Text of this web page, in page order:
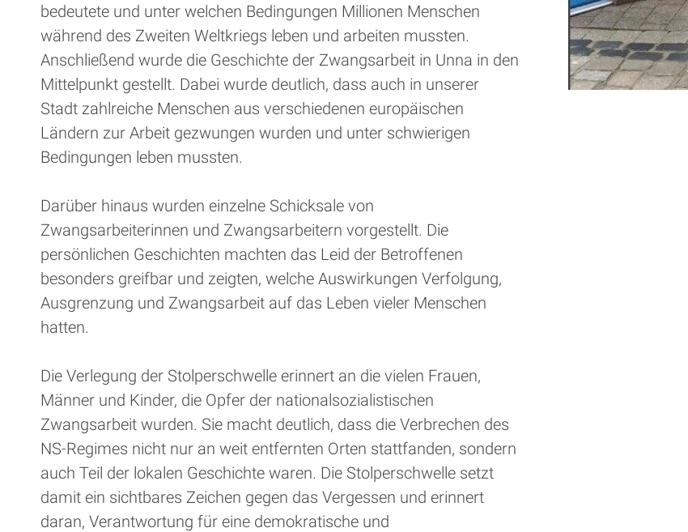
bedeutete und unter welchen Bedingungen Millionen Menschen
während des Zweiten Weltkriegs leben und arbeiten mussten.
Anschließend wurde die Geschichte der Zwangsarbeit in Unna in den
Mittelpunkt gestellt. Dabei wurde deutlich, dass auch in unserer
Stadt zahlreiche Menschen aus verschiedenen europäischen
Ländern zur Arbeit gezwungen wurden und unter schwierigen
Bedingungen leben mussten.
Darüber hinaus wurden einzelne Schicksale von
Zwangsarbeiterinnen und Zwangsarbeitern vorgestellt. Die
persönlichen Geschichten machten das Leid der Betroffenen
besonders greifbar und zeigten, welche Auswirkungen Verfolgung,
Ausgrenzung und Zwangsarbeit auf das Leben vieler Menschen
hatten.
Die Verlegung der Stolperschwelle erinnert an die vielen Frauen,
Männer und Kinder, die Opfer der nationalsozialistischen
Zwangsarbeit wurden. Sie macht deutlich, dass die Verbrechen des
NS-Regimes nicht nur an weit entfernten Orten stattfanden, sondern
auch Teil der lokalen Geschichte waren. Die Stolperschwelle setzt
damit ein sichtbares Zeichen gegen das Vergessen und erinnert
daran, Verantwortung für eine demokratische und